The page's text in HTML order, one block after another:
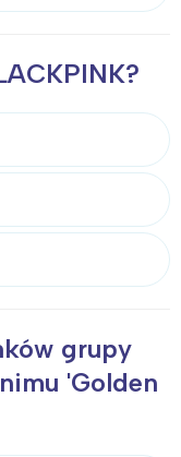
grupy
'Golden